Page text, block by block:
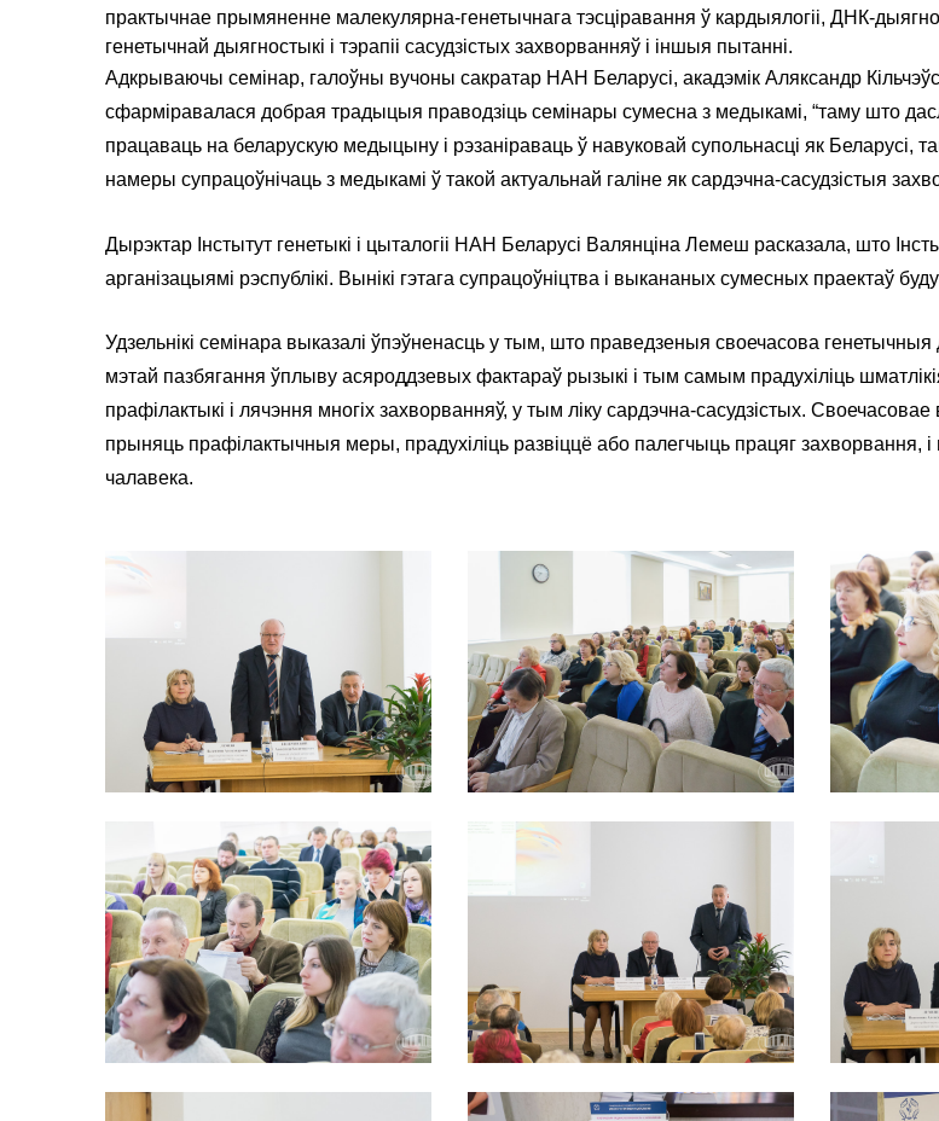
практычнае прымяненне малекулярна-генетычнага тэсціравання ў кардыялогіі, ДНК-
генетычнай дыягностыкі і тэрапіі сасудзістых захворванняў і іншыя пытанні.
Адкрываючы семінар, галоўны вучоны сакратар НАН Беларусі, акадэмік Аляксандр
сфарміравалася добрая традыцыя праводзіць семінары сумесна з медыкамі, “таму што
працаваць на беларускую медыцыну і рэзаніраваць ў навуковай супольнасці як Беларусі,
намеры супрацоўнічаць з медыкамі ў такой актуальнай галіне як сардэчна-сасудзістыя
Дырэктар Інстытут генетыкі і цыталогіі НАН Беларусі Валянціна Лемеш расказала, што
арганізацыямі рэспублікі. Вынікі гэтага супрацоўніцтва і выкананых сумесных праектаў
Удзельнікі семінара выказалі ўпэўненасць у тым, што праведзеныя своечасова
мэтай пазбягання ўплыву асяроддзевых фактараў рызыкі і тым самым прадухіліць
прафілактыкі і лячэння многіх захворванняў, у тым ліку сардэчна-сасудзістых.
прыняць прафілактычныя меры, прадухіліць развіццё або палегчыць працяг захворвання,
чалавека.